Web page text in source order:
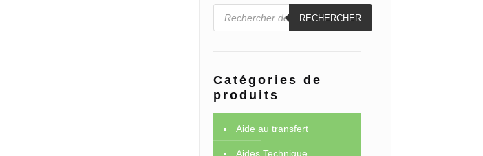
Recherche
de
RECHERCHER
Catégories de
produits
Aide au transfert
Aides Technique